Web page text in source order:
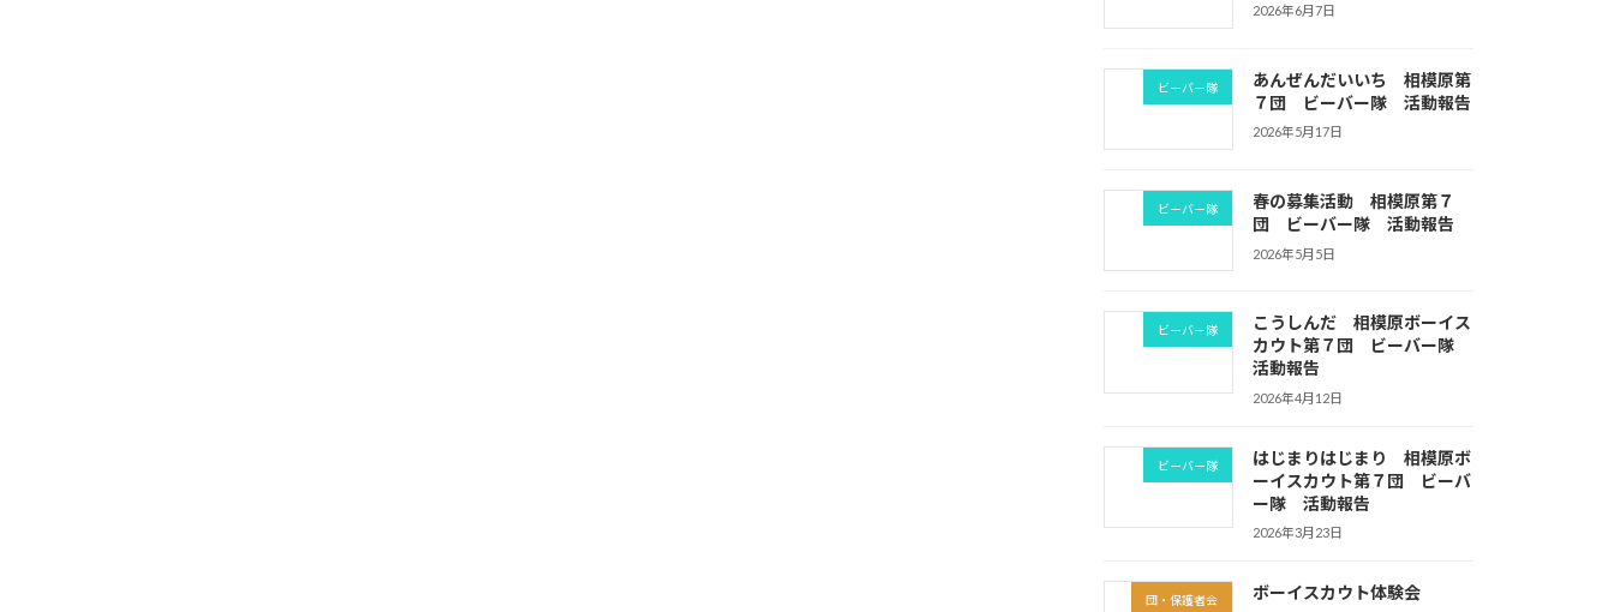
2026年6月7日
ビーバー隊
あんぜんだいいち 相模原第
７団 ビーバー隊 活動報告
2026年5月17日
ビーバー隊
春の募集活動 相模原第７
団 ビーバー隊 活動報告
2026年5月5日
ビーバー隊
こうしんだ 相模原ボーイス
カウト第７団 ビーバー隊
活動報告
2026年4月12日
ビーバー隊
はじまりはじまり 相模原ボ
ーイスカウト第７団 ビーバ
ー隊 活動報告
2026年3月23日
団・保護者会 ボーイスカウト体験会